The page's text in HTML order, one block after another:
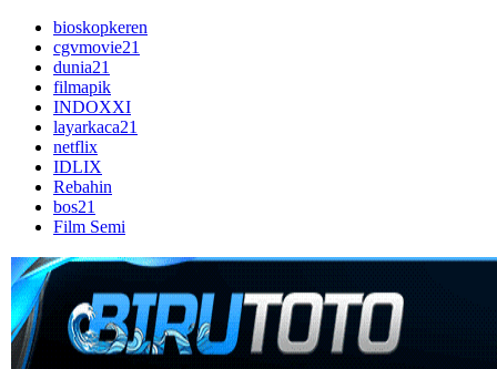
bioskopkeren
cgvmovie21
dunia21
filmapik
INDOXXI
layarkaca21
netflix
IDLIX
Rebahin
bos21
Film Semi